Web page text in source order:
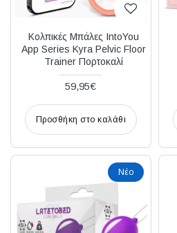
χιλιάδες
επιλογές
Κολπικές Μπάλες IntoYou
App Series Kyra Pelvic Floor
Trainer Πορτοκαλί
59,95€
Προσθήκη στο καλάθι
Νέο